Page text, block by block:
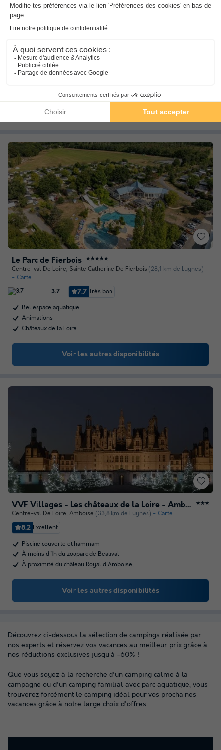
Camping L'Isle Verte ★★★★
Pays De La Loire, Montsoreau
Voir les autres disponibilités
Le Parc de Fierbois ★★★★★
Centre-val De Loire, Sainte Catherine De Fierbois (28,1 km de Luynes)
Carte
3.7 7.7 Très bon
Bel espace aquatique
Animations
Châteaux de la Loire
Voir les autres disponibilités
VVF Villages - Les châteaux de la Loire - Amboise ★★★
Centre-val De Loire, Amboise (33,8 km de Luynes) Carte
8.2 Excellent
Piscine couverte et hammam
À moins d'1h du zooparc de Beauval
À proximité du château Royal d'Amboise,…
Voir les autres disponibilités
Découvrez ci-dessous la sélection de campings réalisée par
nos experts et réservez vos vacances au meilleur prix grâce à
nos réductions exclusives jusqu'à -60% !
Que vous soyez à la recherche d'un camping calme à la
campagne ou d'un camping familial avec parc aquatique, vous
trouverez forcément le camping idéal pour vos prochaines
vacances grâce à notre large choix d'offres.